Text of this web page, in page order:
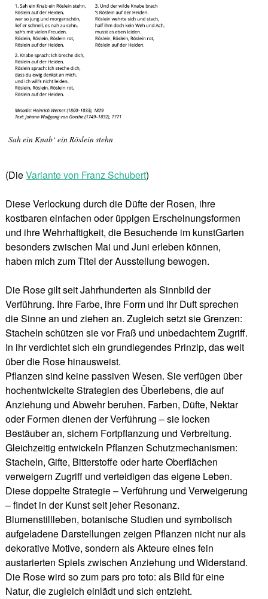
Sah ein Knab‘ ein Röslein stehn
(DieVariante von Franz Schubert)
Diese Verlockung durch die Düfte der Rosen, ihre
kostbaren einfachen oder üppigen Erscheinungsformen
und ihre Wehrhaftigkeit, die Besuchende im kunstGarten
besonders zwischen Mai und Juni erleben können,
haben mich zum Titel der Ausstellung bewogen.
Die Rose gilt seit Jahrhunderten als Sinnbild der
Verführung. Ihre Farbe, ihre Form und ihr Duft sprechen
die Sinne an und ziehen an. Zugleich setzt sie Grenzen:
Stacheln schützen sie vor Fraß und unbedachtem Zugriff.
In ihr verdichtet sich ein grundlegendes Prinzip, das weit
über die Rose hinausweist.
Pflanzen sind keine passiven Wesen. Sie verfügen über
hochentwickelte Strategien des Überlebens, die auf
Anziehung und Abwehr beruhen. Farben, Düfte, Nektar
oder Formen dienen der Verführung – sie locken
Bestäuber an, sichern Fortpflanzung und Verbreitung.
Gleichzeitig entwickeln Pflanzen Schutzmechanismen:
Stacheln, Gifte, Bitterstoffe oder harte Oberflächen
verweigern Zugriff und verteidigen das eigene Leben.
Diese doppelte Strategie – Verführung und Verweigerung
– findet in der Kunst seit jeher Resonanz.
Blumenstillleben, botanische Studien und symbolisch
aufgeladene Darstellungen zeigen Pflanzen nicht nur als
dekorative Motive, sondern als Akteure eines fein
austarierten Spiels zwischen Anziehung und Widerstand.
Die Rose wird so zum pars pro toto: als Bild für eine
Natur, die zugleich einlädt und sich entzieht.